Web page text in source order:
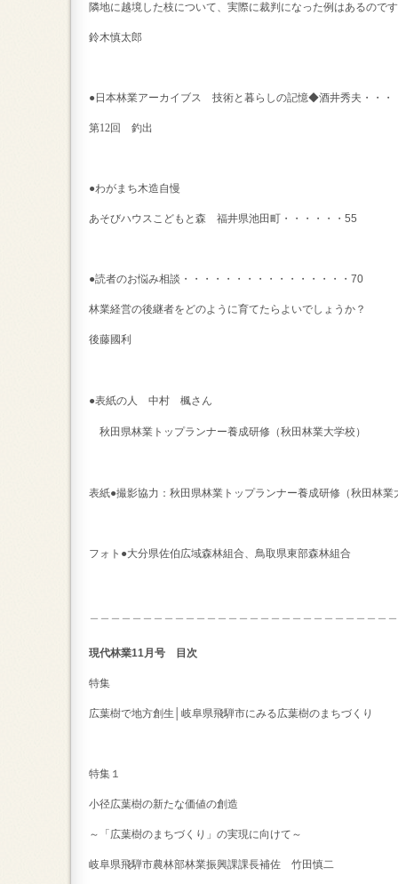
隣地に越境した枝について、実際に裁判になった例はあるので
鈴木慎太郎
●日本林業アーカイブス 技術と暮らしの記憶◆酒井秀夫・・・
第12回 釣出
●わがまち木造自慢
あそびハウスこどもと森 福井県池田町・・・・・・ 55
●読者のお悩み相談・・・・・・・・・・・・・・・・ 70
林業経営の後継者をどのように育てたらよいでしょうか？
後藤國利
●表紙の人 中村 楓さん
秋田県林業トップランナー養成研修（秋田林業大学校）
表紙●撮影協力：秋田県林業トップランナー養成研修（秋田林業
フォト●大分県佐伯広域森林組合、鳥取県東部森林組合
現代林業11月号 目次
特集
広葉樹で地方創生│岐阜県飛騨市にみる広葉樹のまちづくり
特集１
小径広葉樹の新たな価値の創造
～「広葉樹のまちづくり」の実現に向けて～
岐阜県飛騨市農林部林業振興課課長補佐 竹田慎二